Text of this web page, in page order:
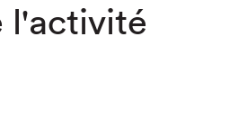
l'activité